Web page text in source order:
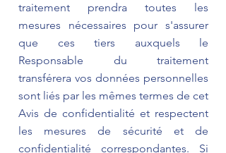
traitement prendra toutes les
mesures nécessaires pour s'assurer
que ces tiers auxquels le
Responsable du traitement
transférera vos données personnelles
sont liés par les mêmes termes de cet
Avis de confidentialité et respectent
les mesures de sécurité et de
confidentialité correspondantes. Si